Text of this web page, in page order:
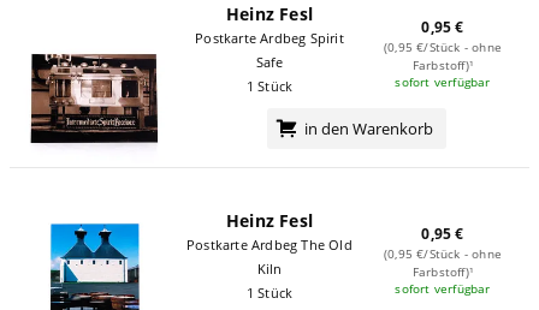
Heinz Fesl
Postkarte Ardbeg Spirit
Safe
1 Stück
0,95 €
(0,95 €/Stück - ohne
Farbstoff)¹
sofort verfügbar
in den Warenkorb
Heinz Fesl
Postkarte Ardbeg The Old
Kiln
1 Stück
0,95 €
(0,95 €/Stück - ohne
Farbstoff)¹
sofort verfügbar